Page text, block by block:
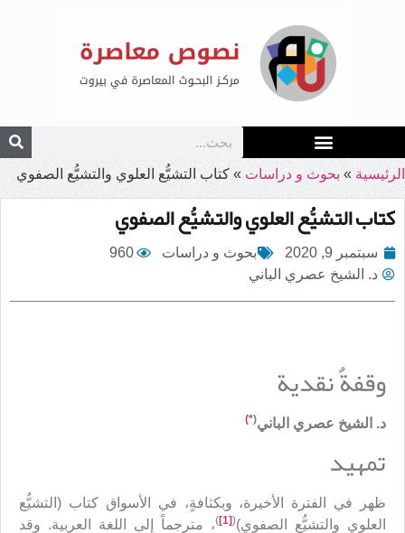
الرئيسية » بحوث و دراسات » كتاب التشيُّع العلوي والتشيُّع الصفوي
كتاب التشيُّع العلوي والتشيُّع الصفوي
سبتمبر 9, 2020 بحوث و دراسات
960
د. الشيخ عصري الباني
وقفةٌ نقدية
د. الشيخ عصري الباني(
*)
تمهيد
ظهر في الفترة الأخيرة، وبكثافةٍ، في الأسواق كتاب (التشيُّع
العلوي والتشيُّع الصفوي)(
[1]
)، مترجماً إلى اللغة العربية. وقد